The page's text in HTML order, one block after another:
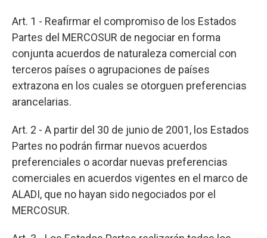
Art. 1 - Reafirmar el compromiso de los Estados
Partes del MERCOSUR de negociar en forma
conjunta acuerdos de naturaleza comercial con
terceros países o agrupaciones de países
extrazona en los cuales se otorguen preferencias
arancelarias.
Art. 2 - A partir del 30 de junio de 2001, los Estados
Partes no podrán firmar nuevos acuerdos
preferenciales o acordar nuevas preferencias
comerciales en acuerdos vigentes en el marco de
ALADI, que no hayan sido negociados por el
MERCOSUR.